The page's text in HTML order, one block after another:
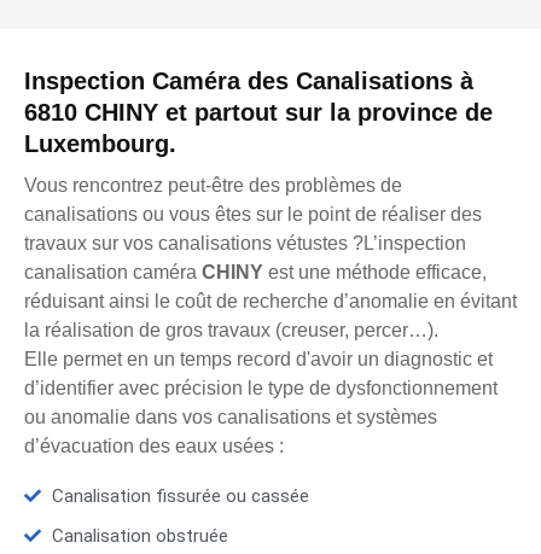
Inspection Caméra des Canalisations à
6810 CHINY et partout sur la province de
Luxembourg.
Vous rencontrez peut-être des problèmes de
canalisations ou vous êtes sur le point de réaliser des
travaux sur vos canalisations vétustes ?L’inspection
canalisation caméra CHINY est une méthode efficace,
réduisant ainsi le coût de recherche d’anomalie en évitant
la réalisation de gros travaux (creuser, percer…).
Elle permet en un temps record d'avoir un diagnostic et
d’identifier avec précision le type de dysfonctionnement
ou anomalie dans vos canalisations et systèmes
d’évacuation des eaux usées :
Canalisation fissurée ou cassée
Canalisation obstruée